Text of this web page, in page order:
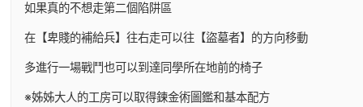
如果真的不想走第二個陷阱區
在【卑賤的補給兵】往右走可以往【盜墓者】的方向移動
多進行一場戰鬥也可以到達同學所在地前的椅子
※姊姊大人的工房可以取得鍊金術圖鑑和基本配方